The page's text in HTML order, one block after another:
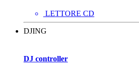
LETTORE CD
DJING
DJ controller